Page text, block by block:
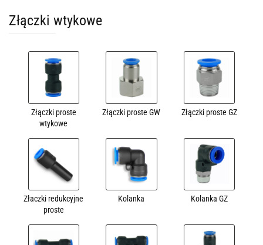
Złączki wtykowe
Złączki proste
wtykowe
Złączki proste GW Złączki proste GZ
Złaczki redukcyjne
proste
Kolanka Kolanka GZ